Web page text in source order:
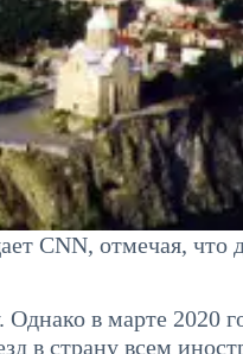
CNN, отмечая, что
в марте 2020
в страну всем